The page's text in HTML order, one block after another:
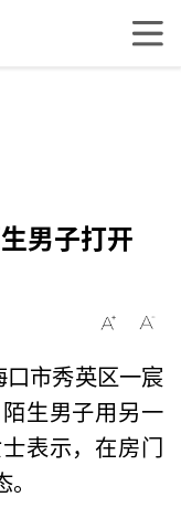
男子打开
市秀英区一宸
生男子用另一
表示，在房门